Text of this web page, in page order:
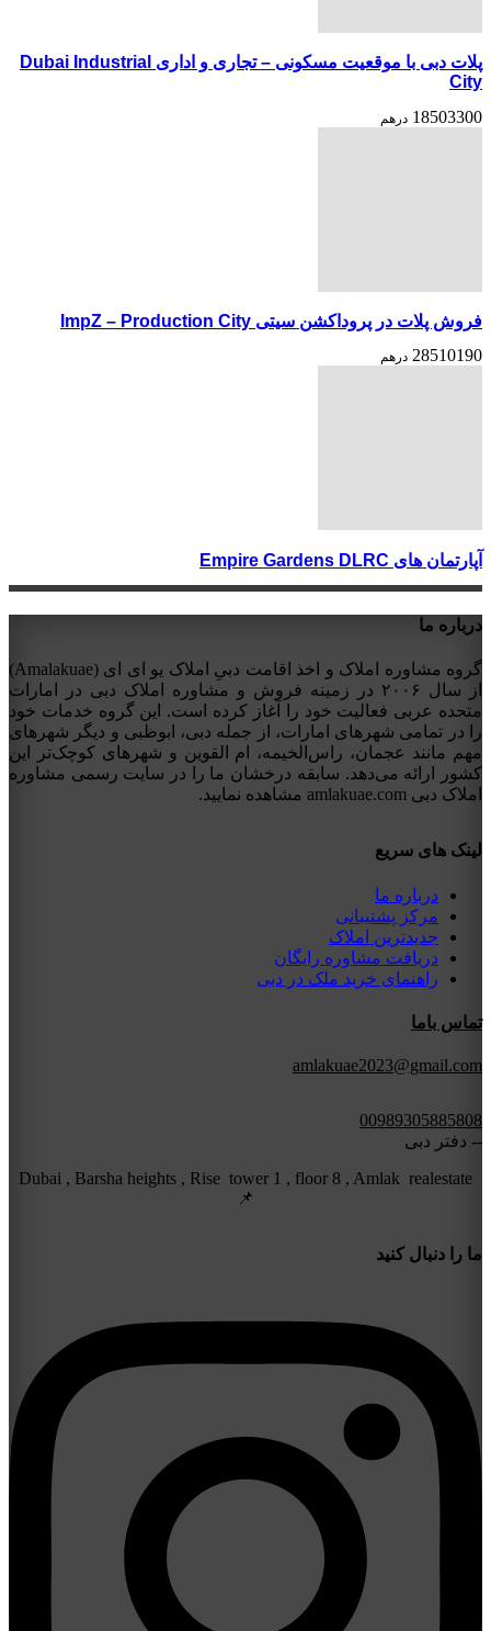
پلات دبی با موقعیت مسکونی – تجاری و اداری Dubai Industrial
City
18503300 درهم
فروش پلات در پروداکشن سیتی ImpZ – Production City
28510190 درهم
آپارتمان های Empire Gardens DLRC
درباره ما
گروه مشاوره املاک و اخذ اقامت دبیِ املاک یو ای ای (Amalakuae)
از سال ۲۰۰۶ در زمینه فروش و مشاوره املاک دبی در امارات
متحده عربی فعالیت خود را آغاز کرده است. این گروه خدمات خود
را در تمامی شهرهای امارات، از جمله دبی، ابوظبی و دیگر شهرهای
مهم مانند عجمان، راس‌الخیمه، ام القوین و شهرهای کوچک‌تر این
کشور ارائه می‌دهد. سابقه درخشان ما را در سایت رسمی مشاوره
املاک دبی amlakuae.com مشاهده نمایید.
لینک های سریع
درباره ما
مرکز پشتیبانی
جدیدترین املاک
دریافت مشاوره رایگان
راهنمای خرید ملک در دبی
تماس باما
amlakuae2023@gmail.com
00989305885808
-- دفتر دبی
Dubai , Barsha heights , Rise tower 1 , floor 8 , Amlak realestate
📌
ما را دنبال کنید